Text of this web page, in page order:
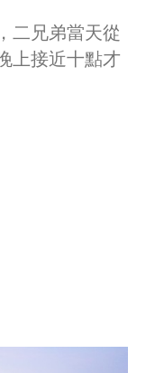
二兄弟當天從
上接近十點才